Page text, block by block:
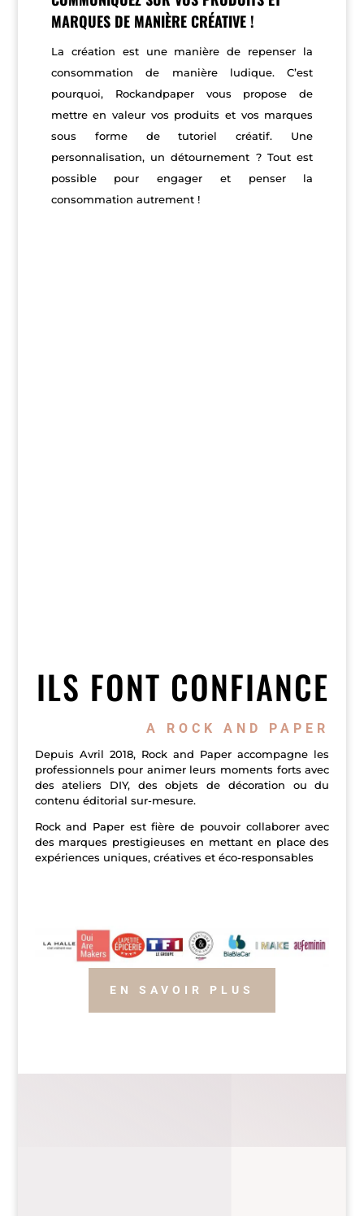
MARQUES DE MANIÈRE CRÉATIVE !
La création est une manière de repenser la
consommation de manière ludique. C’est
pourquoi, Rockandpaper vous propose de
mettre en valeur vos produits et vos marques
sous forme de tutoriel créatif. Une
personnalisation, un détournement ? Tout est
possible pour engager et penser la
consommation autrement !
ILS FONT CONFIANCE
A ROCK AND PAPER
Depuis Avril 2018, Rock and Paper accompagne les
professionnels pour animer leurs moments forts avec
des ateliers DIY, des objets de décoration ou du
contenu éditorial sur-mesure.
Rock and Paper est fière de pouvoir collaborer avec
des marques prestigieuses en mettant en place des
expériences uniques, créatives et éco-responsables
EN SAVOIR PLUS